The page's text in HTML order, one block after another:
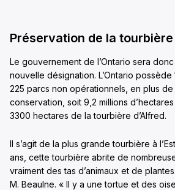
Préservation de la tourbière
Le gouvernement de l’Ontario sera
nouvelle désignation. L’Ontario
225 parcs non opérationnels, en plus
conservation, soit 9,2 millions
3300 hectares de la tourbière d’Alfred.
Il s’agit de la plus grande tourbière à
ans, cette tourbière abrite de
vraiment des tas d’animaux et de
M. Beaulne. « Il y a une tortue et des